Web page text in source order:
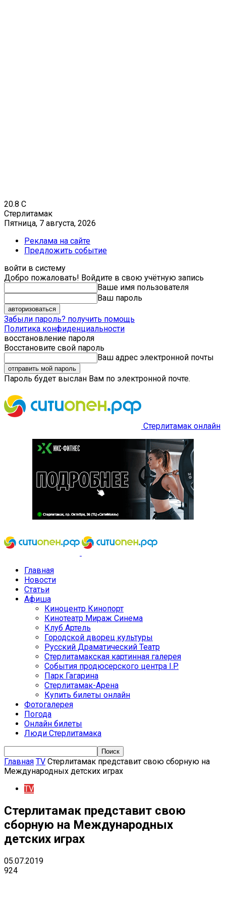
20.8 C
Стерлитамак
Пятница, 7 августа, 2026
Реклама на сайте
Предложить событие
войти в систему
Добро пожаловать! Войдите в свою учётную запись
Ваше имя пользователя
Ваш пароль
Забыли пароль? получить помощь
Политика конфиденциальности
восстановление пароля
Восстановите свой пароль
Ваш адрес электронной почты
Пароль будет выслан Вам по электронной почте.
Стерлитамак онлайн
Главная
Новости
Статьи
Афиша
Киноцентр Кинопорт
Кинотеатр Мираж Синема
Клуб Артель
Городской дворец культуры
Русский Драматический Театр
Стерлитамакская картинная галерея
События продюсерского центра I.P.
Парк Гагарина
Стерлитамак-Арена
Купить билеты онлайн
Фотогалерея
Погода
Онлайн билеты
Люди Стерлитамака
Главная TV Стерлитамак представит свою сборную на
Международных детских играх
TV
Стерлитамак представит свою
сборную на Международных
детских играх
05.07.2019
924